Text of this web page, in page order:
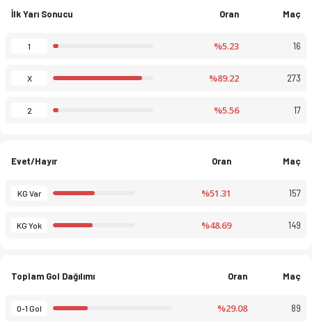
İlk Yarı Sonucu Oran Maç
1 %5.23 16
X %89.22 273
2 %5.56 17
Evet/Hayır Oran Maç
KG Var %51.31 157
KG Yok %48.69 149
Toplam Gol Dağılımı Oran Maç
0-1 Gol %29.08 89